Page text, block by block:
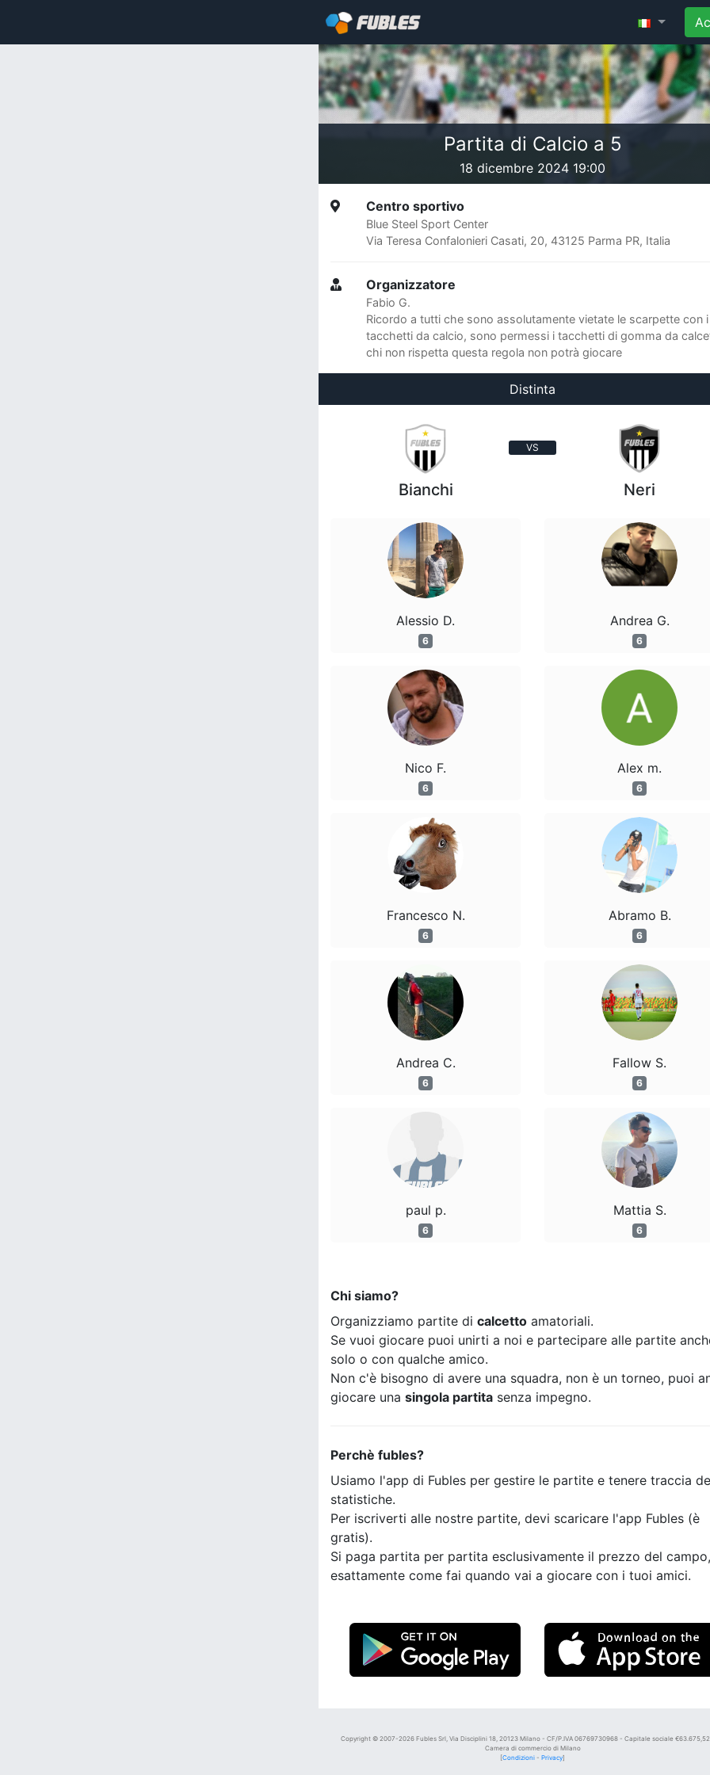
Partita di Calcio a 5
18 dicembre 2024 19:00
Centro sportivo
Blue Steel Sport Center
Via Teresa Confalonieri Casati, 20, 43125 Parma PR, Italia
Organizzatore
Fabio G.
Ricordo a tutti che sono assolutamente vietate le scarpette con i
tacchetti da calcio, sono permessi i tacchetti di gomma da
chi non rispetta questa regola non potrà giocare
Distinta
VS
Bianchi
Alessio D.
6
Nico F.
6
Francesco N.
6
Andrea C.
6
paul p.
6
Neri
Andrea G.
6
Alex m.
6
Abramo B.
6
Fallow S.
6
Mattia S.
6
Chi siamo?
Organizziamo partite di calcetto amatoriali.
Se vuoi giocare puoi unirti a noi e partecipare alle partite
solo o con qualche amico.
Non c'è bisogno di avere una squadra, non è un torneo, puoi
giocare una singola partita senza impegno.
Perchè fubles?
Usiamo l'app di Fubles per gestire le partite e tenere traccia
statistiche.
Per iscriverti alle nostre partite, devi scaricare l'app Fubles (è
gratis).
Si paga partita per partita esclusivamente il prezzo del campo,
esattamente come fai quando vai a giocare con i tuoi amici.
Copyright © 2007-2026 Fubles Srl, Via Disciplini 18, 20123 Milano - CF/P.IVA 06769730968 - Capitale sociale €63.675,52
Camera di commercio di Milano
[Condizioni - Privacy]